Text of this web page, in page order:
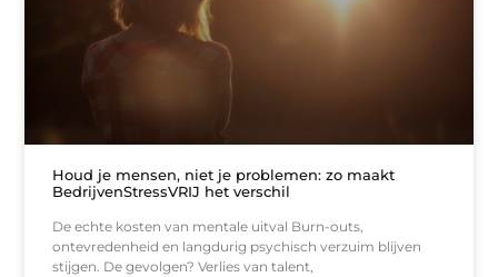
Houd je mensen, niet je problemen: zo maakt
BedrijvenStressVRIJ het verschil
De echte kosten van mentale uitval Burn-outs,
ontevredenheid en langdurig psychisch verzuim blijven
stijgen. De gevolgen? Verlies van talent,